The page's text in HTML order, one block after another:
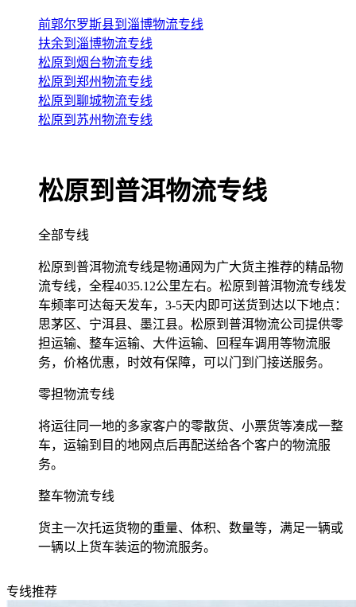
前郭尔罗斯县到淄博物流专线
扶余到淄博物流专线
松原到烟台物流专线
松原到郑州物流专线
松原到聊城物流专线
松原到苏州物流专线
松原到普洱物流专线
全部专线
松原到普洱物流专线是物通网为广大货主推荐的精品物
流专线，全程4035.12公里左右。松原到普洱物流专线发
车频率可达每天发车，3-5天内即可送货到达以下地点：
思茅区、宁洱县、墨江县。松原到普洱物流公司提供零
担运输、整车运输、大件运输、回程车调用等物流服
务，价格优惠，时效有保障，可以门到门接送服务。
零担物流专线
将运往同一地的多家客户的零散货、小票货等凑成一整
车，运输到目的地网点后再配送给各个客户的物流服
务。
整车物流专线
货主一次托运货物的重量、体积、数量等，满足一辆或
一辆以上货车装运的物流服务。
专线推荐